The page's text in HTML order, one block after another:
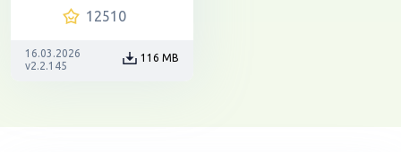
12510
16.03.2026
v2.2.145
116 MB